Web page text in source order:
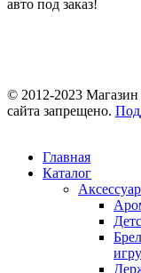
авто под заказ!
© 2012-2023
сайта запрещено.
Главная
Каталог